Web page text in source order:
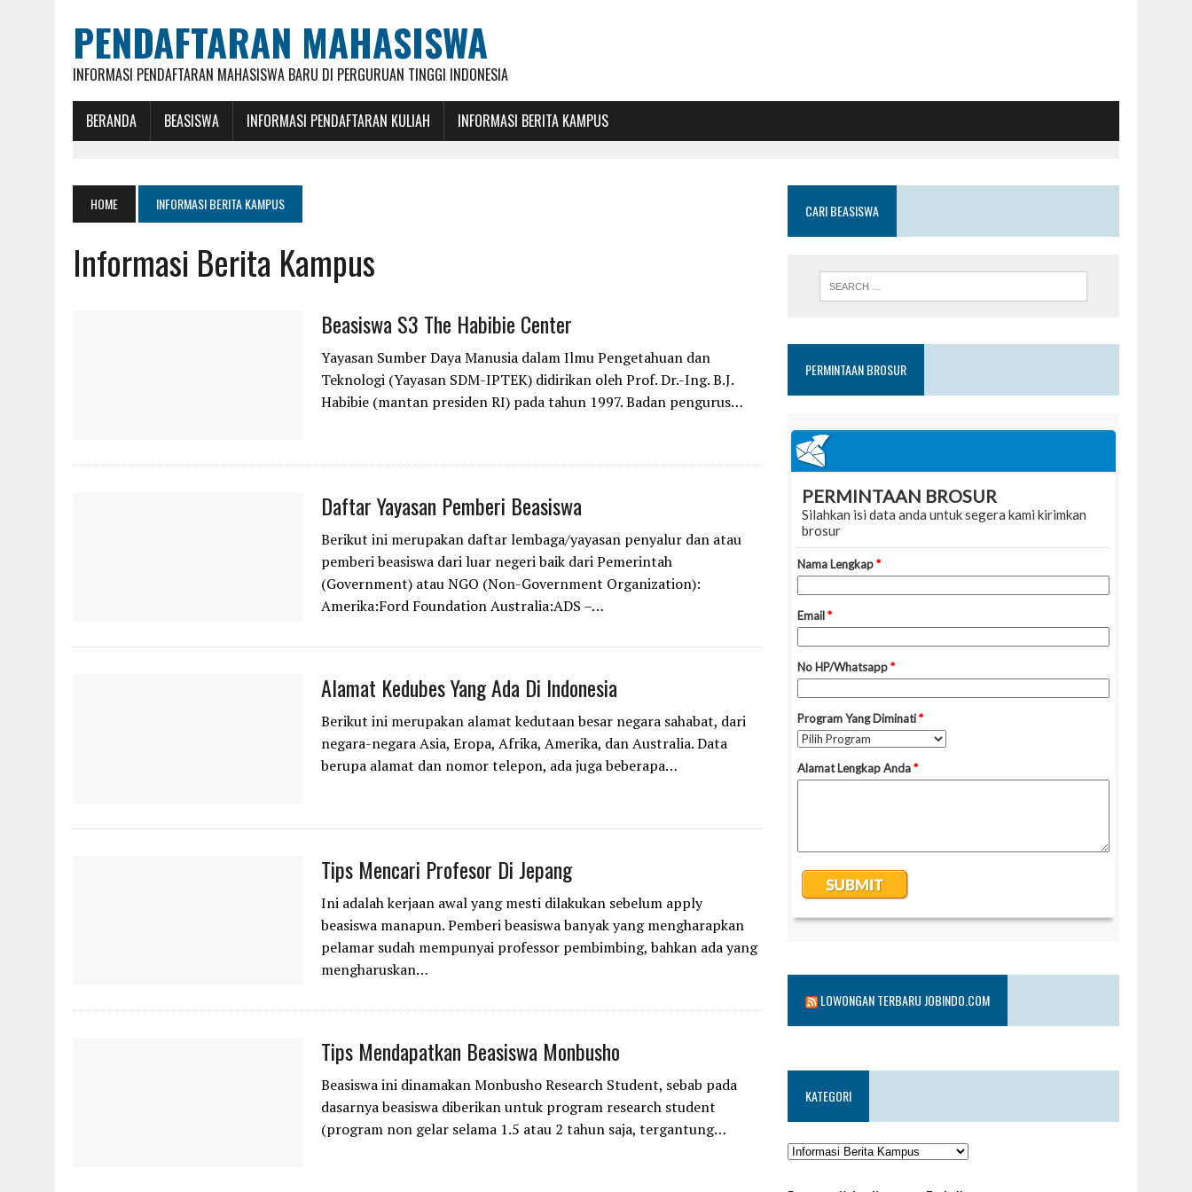
PENDAFTARAN MAHASISWA
INFORMASI PENDAFTARAN MAHASISWA BARU DI PERGURUAN TINGGI INDONESIA
BERANDA BEASISWA INFORMASI PENDAFTARAN KULIAH INFORMASI BERITA KAMPUS
HOME INFORMASI BERITA KAMPUS
Informasi Berita Kampus
Beasiswa S3 The Habibie Center
Yayasan Sumber Daya Manusia dalam Ilmu Pengetahuan dan
Teknologi (Yayasan SDM-IPTEK) didirikan oleh Prof. Dr.-Ing. B.J.
Habibie (mantan presiden RI) pada tahun 1997. Badan pengurus…
Daftar Yayasan Pemberi Beasiswa
Berikut ini merupakan daftar lembaga/yayasan penyalur dan atau
pemberi beasiswa dari luar negeri baik dari Pemerintah
(Government) atau NGO (Non-Government Organization):
Amerika:Ford Foundation Australia:ADS –…
Alamat Kedubes Yang Ada Di Indonesia
Berikut ini merupakan alamat kedutaan besar negara sahabat, dari
negara-negara Asia, Eropa, Afrika, Amerika, dan Australia. Data
berupa alamat dan nomor telepon, ada juga beberapa…
Tips Mencari Profesor Di Jepang
Ini adalah kerjaan awal yang mesti dilakukan sebelum apply
beasiswa manapun. Pemberi beasiswa banyak yang mengharapkan
pelamar sudah mempunyai professor pembimbing, bahkan ada yang
mengharuskan…
Tips Mendapatkan Beasiswa Monbusho
Beasiswa ini dinamakan Monbusho Research Student, sebab pada
dasarnya beasiswa diberikan untuk program research student
(program non gelar selama 1.5 atau 2 tahun saja, tergantung…
CARI BEASISWA
PERMINTAAN BROSUR
LOWONGAN TERBARU JOBINDO.COM
KATEGORI
KATEGORI